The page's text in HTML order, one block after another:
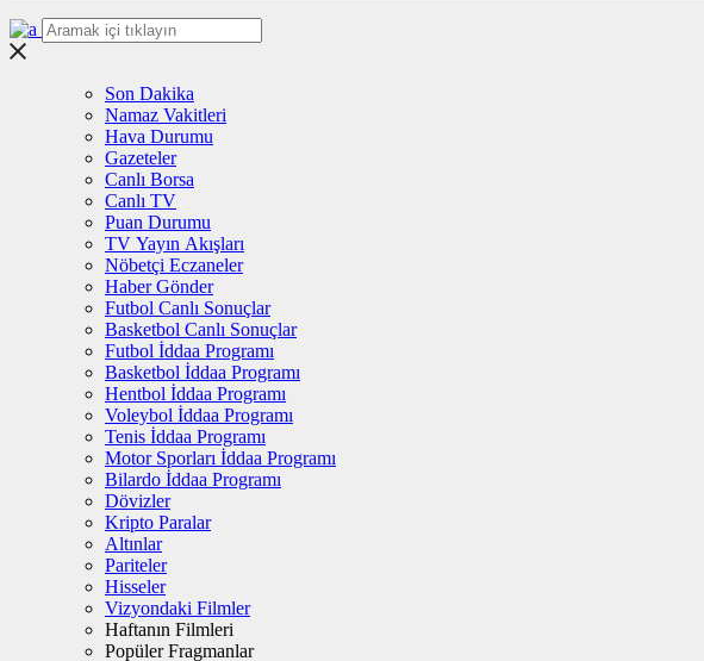
Son Dakika
Namaz Vakitleri
Hava Durumu
Gazeteler
Canlı Borsa
Canlı TV
Puan Durumu
TV Yayın Akışları
Nöbetçi Eczaneler
Haber Gönder
Futbol Canlı Sonuçlar
Basketbol Canlı Sonuçlar
Futbol İddaa Programı
Basketbol İddaa Programı
Hentbol İddaa Programı
Voleybol İddaa Programı
Tenis İddaa Programı
Motor Sporları İddaa Programı
Bilardo İddaa Programı
Dövizler
Kripto Paralar
Altınlar
Pariteler
Hisseler
Vizyondaki Filmler
Haftanın Filmleri
Popüler Fragmanlar